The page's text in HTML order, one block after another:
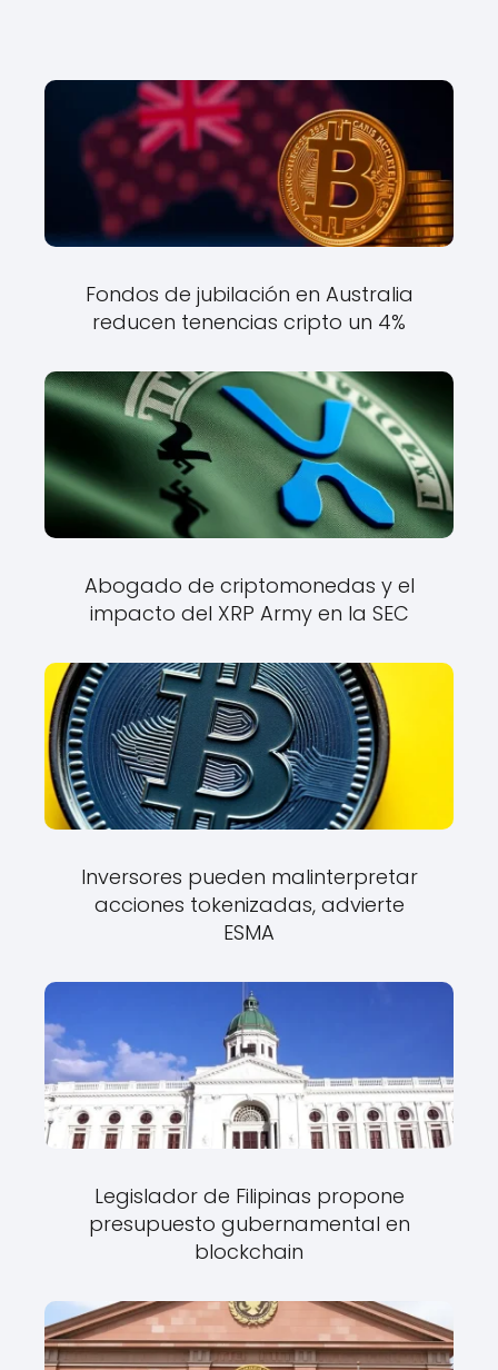
Fondos de jubilación en Australia
reducen tenencias cripto un 4%
Abogado de criptomonedas y el
impacto del XRP Army en la SEC
Inversores pueden malinterpretar
acciones tokenizadas, advierte
ESMA
Legislador de Filipinas propone
presupuesto gubernamental en
blockchain